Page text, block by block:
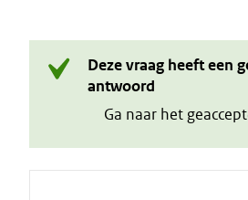
Deze vraag heeft een
antwoord
Ga naar het